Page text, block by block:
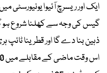
ایک اور ریسرچ آئیوا یونیورسٹی
گیس کی وجہ سے کھلنا شروع ہو
ذہین بنا دے گا اور قطرینا ٹائپ